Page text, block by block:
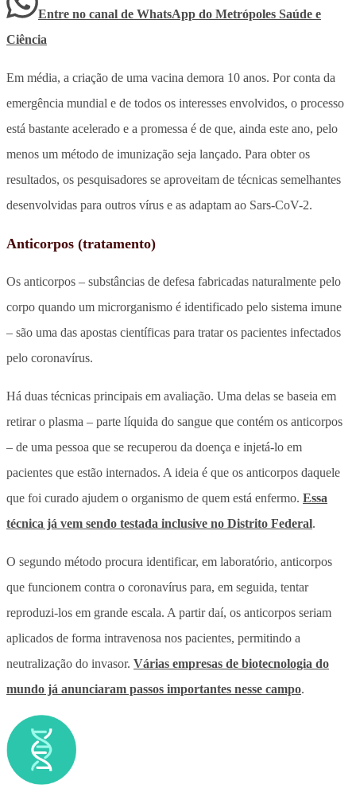
Entre no canal de WhatsApp do Metrópoles Saúde e
Ciência
Em média, a criação de uma vacina demora 10 anos. Por conta da
emergência mundial e de todos os interesses envolvidos, o processo
está bastante acelerado e a promessa é de que, ainda este ano, pelo
menos um método de imunização seja lançado. Para obter os
resultados, os pesquisadores se aproveitam de técnicas semelhantes
desenvolvidas para outros vírus e as adaptam ao Sars-CoV-2.
Anticorpos (tratamento)
Os anticorpos – substâncias de defesa fabricadas naturalmente pelo
corpo quando um microrganismo é identificado pelo sistema imune
– são uma das apostas científicas para tratar os pacientes infectados
pelo coronavírus.
Há duas técnicas principais em avaliação. Uma delas se baseia em
retirar o plasma – parte líquida do sangue que contém os anticorpos
– de uma pessoa que se recuperou da doença e injetá-lo em
pacientes que estão internados. A ideia é que os anticorpos daquele
que foi curado ajudem o organismo de quem está enfermo. Essa
técnica já vem sendo testada inclusive no Distrito Federal.
O segundo método procura identificar, em laboratório, anticorpos
que funcionem contra o coronavírus para, em seguida, tentar
reproduzi-los em grande escala. A partir daí, os anticorpos seriam
aplicados de forma intravenosa nos pacientes, permitindo a
neutralização do invasor. Várias empresas de biotecnologia do
mundo já anunciaram passos importantes nesse campo.